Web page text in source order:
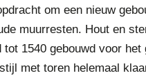
om een nieuw
muurresten. Hout en
1540 gebouwd voor het
met toren helemaal